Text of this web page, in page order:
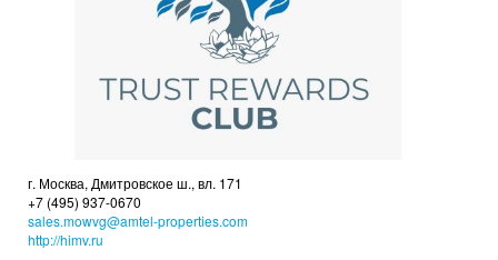
г. Москва, Дмитровское ш., вл. 171
+7 (495) 937-0670
sales.mowvg@amtel-properties.com
http://himv.ru